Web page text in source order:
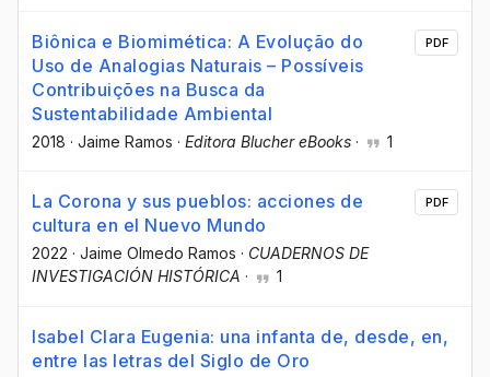
Biônica e Biomimética: A Evolução do
Uso de Analogias Naturais – Possíveis
Contribuições na Busca da
Sustentabilidade Ambiental
2018 · Jaime Ramos · Editora Blucher eBooks · 1
PDF
La Corona y sus pueblos: acciones de
cultura en el Nuevo Mundo
2022 · Jaime Olmedo Ramos · CUADERNOS DE
INVESTIGACIÓN HISTÓRICA · 1
PDF
Isabel Clara Eugenia: una infanta de, desde, en,
entre las letras del Siglo de Oro